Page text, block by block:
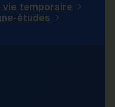
vie temporaire
études